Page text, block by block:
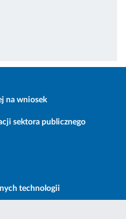
na wniosek
sektora publicznego
technologii